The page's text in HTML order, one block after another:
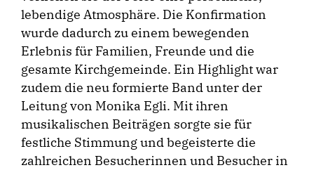
lebendige Atmosphäre. Die Konfirmation
wurde dadurch zu einem bewegenden
Erlebnis für Familien, Freunde und die
gesamte Kirchgemeinde. Ein Highlight war
zudem die neu formierte Band unter der
Leitung von Monika Egli. Mit ihren
musikalischen Beiträgen sorgte sie für
festliche Stimmung und begeisterte die
zahlreichen Besucherinnen und Besucher in